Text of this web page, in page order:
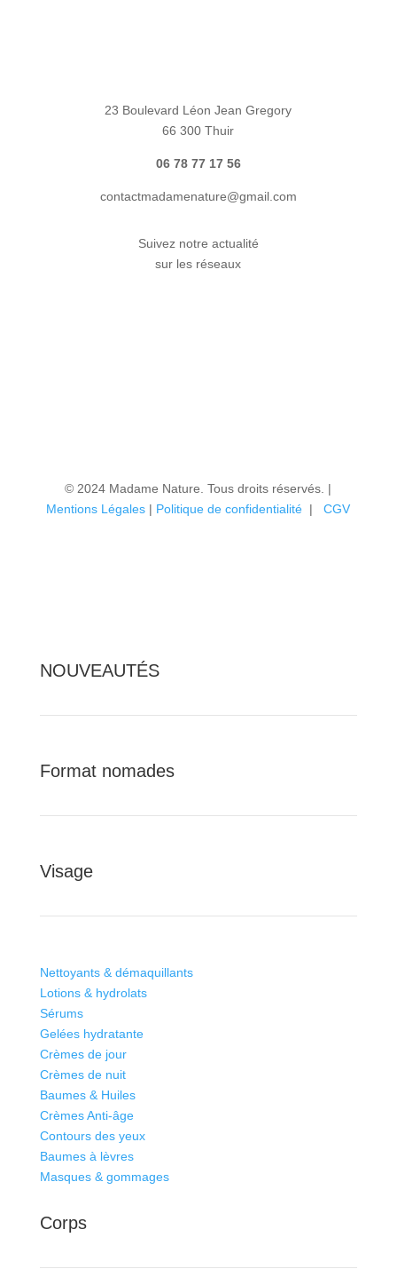
23 Boulevard Léon Jean Gregory
66 300 Thuir
06 78 77 17 56
contactmadamenature@gmail.com
Suivez notre actualité
sur les réseaux
© 2024 Madame Nature. Tous droits réservés. |
Mentions Légales | Politique de confidentialité |CGV
NOUVEAUTÉS
Format nomades
Visage
Nettoyants & démaquillants
Lotions & hydrolats
Sérums
Gelées hydratante
Crèmes de jour
Crèmes de nuit
Baumes & Huiles
Crèmes Anti-âge
Contours des yeux
Baumes à lèvres
Masques & gommages
Corps